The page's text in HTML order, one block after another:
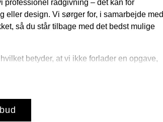
professionel rådgivning – det kan for
design. Vi sørger for, i samarbejde med
så du står tilbage med det bedst mulige
betyder, at vi ikke forlader en opgave,